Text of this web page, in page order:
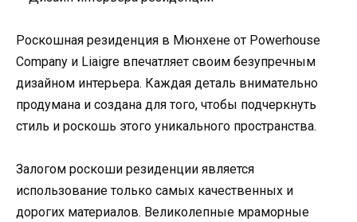
Роскошная резиденция в Мюнхене от Powerhouse
Company и Liaigre впечатляет своим безупречным
дизайном интерьера. Каждая деталь внимательно
продумана и создана для того, чтобы подчеркнуть
стиль и роскошь этого уникального пространства.
Залогом роскоши резиденции является
использование только самых качественных и
дорогих материалов. Великолепные мраморные